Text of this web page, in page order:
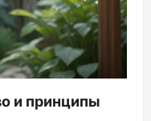
и принципы